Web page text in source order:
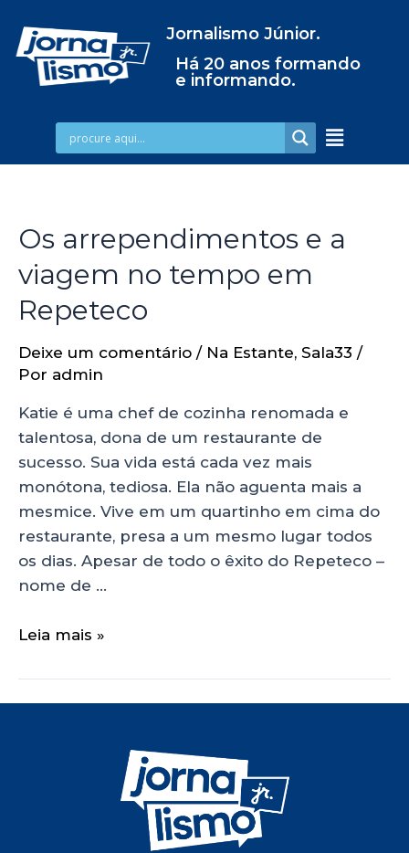
Jornalismo Júnior.
Há 20 anos formando
e informando.
Os arrependimentos e a
viagem no tempo em
Repeteco
Deixe um comentário / Na Estante, Sala33 /
Por admin
Katie é uma chef de cozinha renomada e
talentosa, dona de um restaurante de
sucesso. Sua vida está cada vez mais
monótona, tediosa. Ela não aguenta mais a
mesmice. Vive em um quartinho em cima do
restaurante, presa a um mesmo lugar todos
os dias. Apesar de todo o êxito do Repeteco –
nome de …
Leia mais »